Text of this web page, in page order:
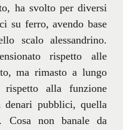
ha svolto per diversi
su ferro, avendo base
scalo alessandrino.
rispetto alle
ma rimasto a lungo
rispetto alla funzione
pubblici, quella
Cosa non banale da